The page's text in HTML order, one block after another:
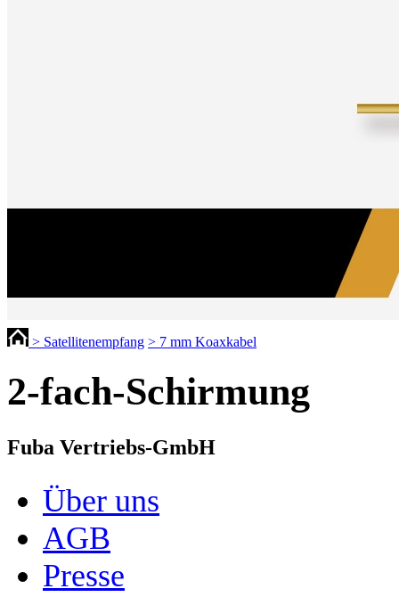
> Satellitenempfang > 7 mm Koaxkabel
2-fach-Schirmung
Fuba Vertriebs-GmbH
Über uns
AGB
Presse